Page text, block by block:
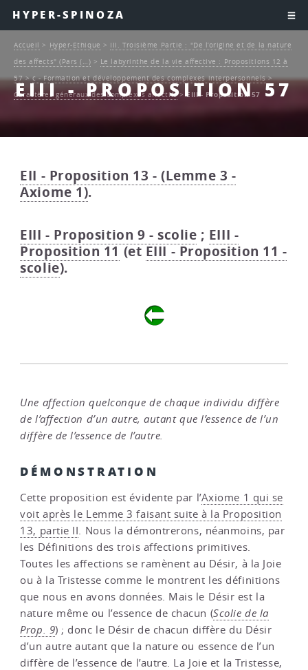
HYPER-SPINOZA
EIII - PROPOSITION 57
Accueil > Hyper-Ethique > III. Troisième Partie : "De l’origine et de la nature
des affects" (Pars (…) > Le labyrinthe de la vie affective : Propositions 12 à
57>c - Formation et développement des complexes interpersonnels>
Caractères généraux des complexes affectifs> EIII - Proposition 57
EII - Proposition 13 - (Lemme 3 -
Axiome 1).
EIII - Proposition 9 - scolie ; EIII -
Proposition 11 (et EIII - Proposition 11 -
scolie).
Une affection quelconque de chaque individu diffère
de l’affection d’un autre, autant que l’essence de l’un
diffère de l’essence de l’autre.
DÉMONSTRATION
Cette proposition est évidente par l’Axiome 1 qui se
voit après le Lemme 3 faisant suite à la Proposition
13, partie II . Nous la démontrerons, néanmoins, par
les Définitions des trois affections primitives.
Toutes les affections se ramènent au Désir, à la Joie
ou à la Tristesse comme le montrent les définitions
que nous en avons données. Mais le Désir est la
nature même ou l’essence de chacun (Scolie de la
Prop. 9) ; donc le Désir de chacun diffère du Désir
d’un autre autant que la nature ou essence de l’un
diffère de l’essence de l’autre. La Joie et la Tristesse,